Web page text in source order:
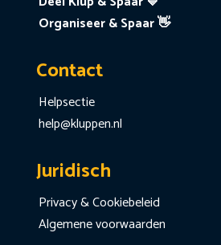
Organiseer & Spaar 👋
Contact
Helpsectie
help@kluppen.nl
Juridisch
Privacy & Cookiebeleid
Algemene voorwaarden